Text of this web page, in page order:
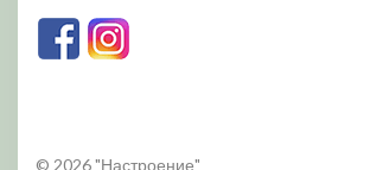
© 2026 "Настроение"